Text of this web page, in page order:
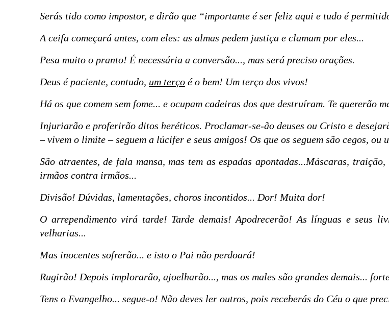
Serás tido como impostor, e dirão que “importante é ser feliz aqui e tudo é
A ceifa começará antes, com eles: as almas pedem justiça e clamam por eles...
Pesa muito o pranto! É necessária a conversão..., mas será preciso orações.
Deus é paciente, contudo, um terço é o bem! Um terço dos vivos!
Há os que comem sem fome... e ocupam cadeiras dos que destruíram. Te quererão
Injuriarão e proferirão ditos heréticos. Proclamar-se-ão deuses ou Cristo e
– vivem o limite – seguem a lúcifer e seus amigos! Os que os seguem são cegos,
São atraentes, de fala mansa, mas tem as espadas apontadas...Máscaras,
irmãos contra irmãos...
Divisão! Dúvidas, lamentações, choros incontidos... Dor! Muita dor!
O arrependimento virá tarde! Tarde demais! Apodrecerão! As línguas e seus
velharias...
Mas inocentes sofrerão... e isto o Pai não perdoará!
Rugirão! Depois implorarão, ajoelharão..., mas os males são grandes demais...
Tens o Evangelho... segue-o! Não deves ler outros, pois receberás do Céu o que